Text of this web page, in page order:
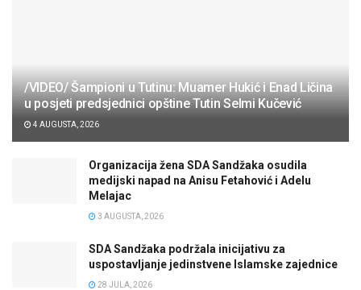
/VIDEO/ Šampioni u Tutinu: Muamer Hukić i Enad Ličina
u posjeti predsjednici opštine Tutin Selmi Kučević
4 AUGUSTA, 2026
Organizacija žena SDA Sandžaka osudila
medijski napad na Anisu Fetahović i Adelu
Melajac
3 AUGUSTA, 2026
SDA Sandžaka podržala inicijativu za
uspostavljanje jedinstvene Islamske zajednice
28 JULA, 2026